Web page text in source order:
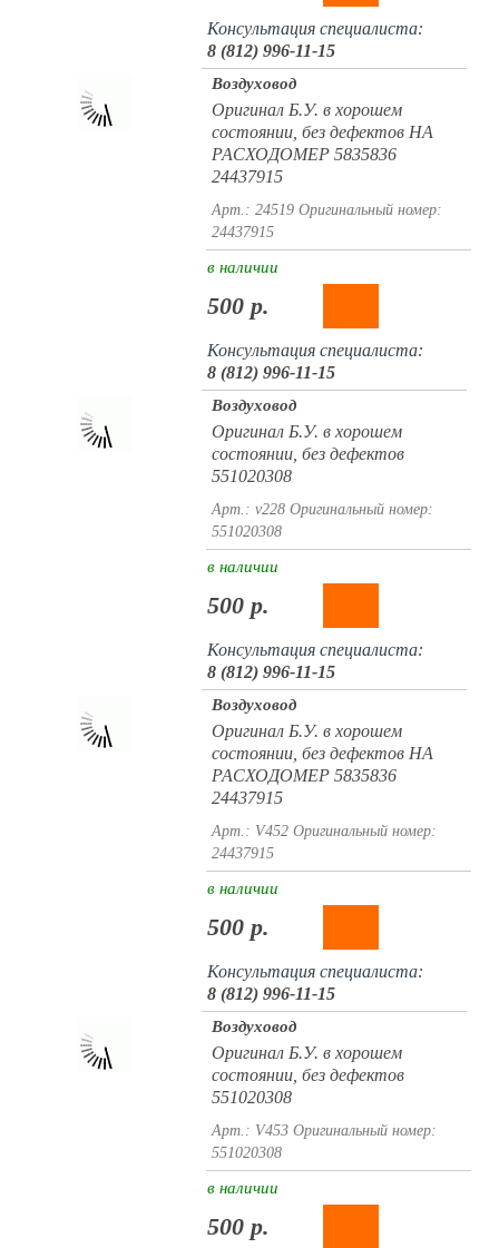
Консультация специалиста:
8 (812) 996-11-15
Воздуховод
Оригинал Б.У. в хорошем
состоянии, без дефектов НА
РАСХОДОМЕР 5835836
24437915
Арт.: 24519 Оригинальный номер:
24437915
в наличии
500 р.
Консультация специалиста:
8 (812) 996-11-15
Воздуховод
Оригинал Б.У. в хорошем
состоянии, без дефектов
551020308
Арт.: v228 Оригинальный номер:
551020308
в наличии
500 р.
Консультация специалиста:
8 (812) 996-11-15
Воздуховод
Оригинал Б.У. в хорошем
состоянии, без дефектов НА
РАСХОДОМЕР 5835836
24437915
Арт.: V452 Оригинальный номер:
24437915
в наличии
500 р.
Консультация специалиста:
8 (812) 996-11-15
Воздуховод
Оригинал Б.У. в хорошем
состоянии, без дефектов
551020308
Арт.: V453 Оригинальный номер:
551020308
в наличии
500 р.